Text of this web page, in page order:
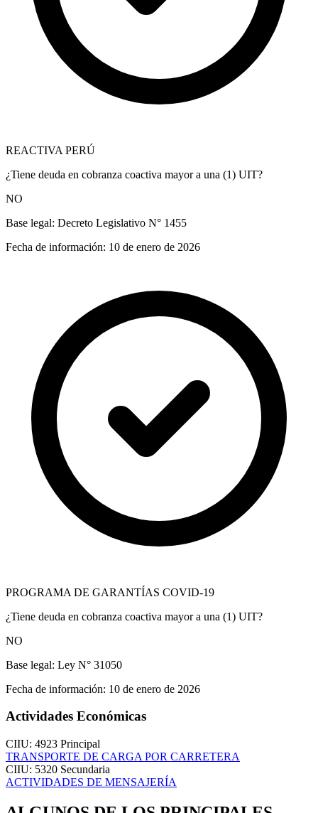
REACTIVA PERÚ
¿Tiene deuda en cobranza coactiva mayor a una (1) UIT?
NO
Base legal: Decreto Legislativo N° 1455
Fecha de información: 10 de enero de 2026
PROGRAMA DE GARANTÍAS COVID-19
¿Tiene deuda en cobranza coactiva mayor a una (1) UIT?
NO
Base legal: Ley N° 31050
Fecha de información: 10 de enero de 2026
Actividades Económicas
CIIU: 4923 Principal
TRANSPORTE DE CARGA POR CARRETERA
CIIU: 5320 Secundaria
ACTIVIDADES DE MENSAJERÍA